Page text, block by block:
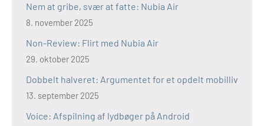
Nem at gribe, svær at fatte: Nubia Air
8. november 2025
Non-Review: Flirt med Nubia Air
29. oktober 2025
Dobbelt halveret: Argumentet for et opdelt mobilliv
13. september 2025
Voice: Afspilning af lydbøger på Android